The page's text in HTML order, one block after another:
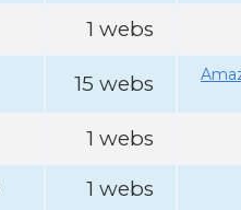
1 webs
15 webs
1 webs
1 webs